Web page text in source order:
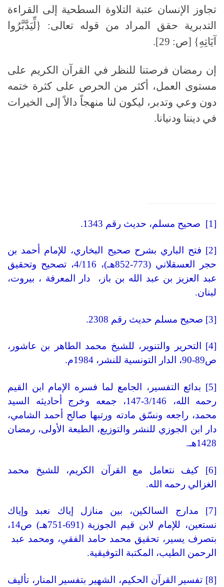
تجاوز الإنسان عتبة التلاوة السطحية إلى القراءة
التدبرية حقق المراد من قوله تعالى: {لِّيَدَّبَّرُوا
آيَاتِهِ} [ص: 29].
إن رمضان فرصتنا للنظر في القرآن الكريم على
مستوى العمل، أكثر من الحرص على كثرة ختمه
دون وعي وتدبر، ليكون لنا منهجاً دالاً إلى الخيرات
في ديننا ودنيانا.
[1] صحيح مسلم، حديث رقم 1343.
[2] فتح الباري بشرح صحيح البخاري، للإمام أحمد بن
حجر العسقلاني (773-852هـ)، 4/116، تصحيح وتحقيق
عبد العزيز بن عبد الله بن باز، دار المعرفة ، بيروت،
لبنان.
[3] صحيح مسلم حديث رقم 2308.
[4] التحرير والتنوير، للشيخ محمد الطاهر بن عاشور،
ص89-90، الدار التونسية للنشر، 1984م.
[5] بدائع التفسير، الجامع لما فسره الإمام ابن القيم
رحمه الله، 3/146-147، جمعه وخرج أحاديثه السيد
محمد، راجعه ونسّق مادته ورتبها صالح أحمد الشامي،
دار ابن الجوزي للنشر والتوزيع، الطبعة الأولى، رمضان
1428هـ.
[6] كيف نتعامل مع القرآن الكريم، للشيخ محمد
الغزالي رحمه الله.
[7] مدارج السالكين، بين منازل إياك نعبد وإياك
نستعين، للإمام لابن قيم الجوزية (691-751هـ) ص14،
بتصرف يسير، تحقيق محمد حامد الفقي، ومحمد عبد
الرحمن الطيب، المكتبة التوفيقية.
[8] تفسير القرآن الحكيم، الشهير بتفسير المنار، تأليف